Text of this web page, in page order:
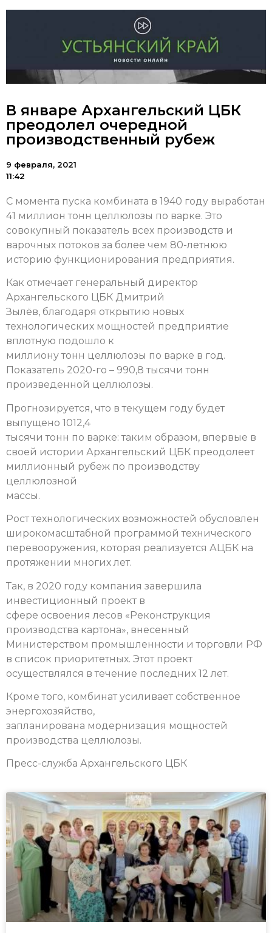
В январе Архангельский ЦБК
преодолел очередной
производственный рубеж
9 февраля, 2021
11:42
С момента пуска комбината в 1940 году выработан
41 миллион тонн целлюлозы по варке. Это
совокупный показатель всех производств и
варочных потоков за более чем 80-летнюю
историю функционирования предприятия.
Как отмечает генеральный директор
Архангельского ЦБК Дмитрий
Зылёв, благодаря открытию новых
технологических мощностей предприятие
вплотную подошло к
миллиону тонн целлюлозы по варке в год.
Показатель 2020-го – 990,8 тысячи тонн
произведенной целлюлозы.
Прогнозируется, что в текущем году будет
выпущено 1012,4
тысячи тонн по варке: таким образом, впервые в
своей истории Архангельский ЦБК преодолеет
миллионный рубеж по производству
целлюлозной
массы.
Рост технологических возможностей обусловлен
широкомасштабной программой технического
перевооружения, которая реализуется АЦБК на
протяжении многих лет.
Так, в 2020 году компания завершила
инвестиционный проект в
сфере освоения лесов «Реконструкция
производства картона», внесенный
Министерством промышленности и торговли РФ
в список приоритетных. Этот проект
осуществлялся в течение последних 12 лет.
Кроме того, комбинат усиливает собственное
энергохозяйство,
запланирована модернизация мощностей
производства целлюлозы.
Пресс-служба Архангельского ЦБК